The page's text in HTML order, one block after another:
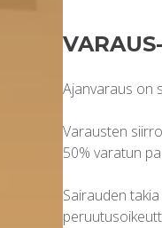
Ajanvaraus on
Varausten
50% varatun
Sairauden